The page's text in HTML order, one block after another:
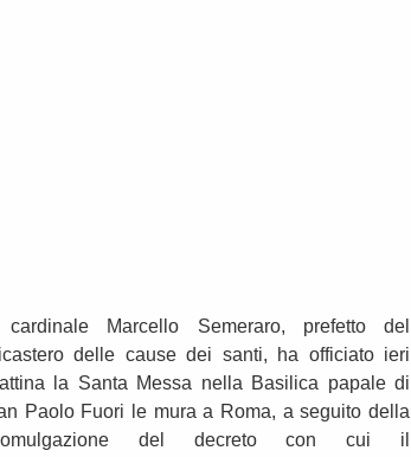
cardinale Marcello Semeraro, prefetto del
delle cause dei santi, ha officiato ieri
la Santa Messa nella Basilica papale di
Paolo Fuori le mura a Roma, a seguito della
del decreto con cui il